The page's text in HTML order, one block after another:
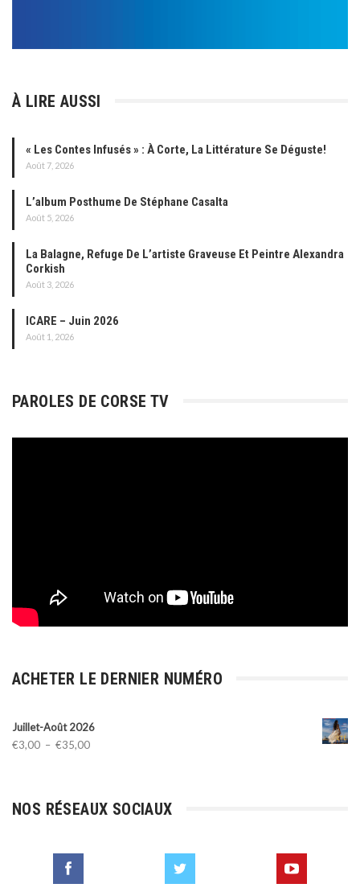
À LIRE AUSSI
« Les Contes Infusés » : À Corte, La Littérature Se Déguste!
Août 7, 2026
L’album Posthume De Stéphane Casalta
Août 5, 2026
La Balagne, Refuge De L’artiste Graveuse Et Peintre Alexandra
Corkish
Août 3, 2026
ICARE – Juin 2026
Août 1, 2026
PAROLES DE CORSE TV
ACHETER LE DERNIER NUMÉRO
Juillet-Août 2026
€3,00 – €35,00Plage
à
NOS RÉSEAUX SOCIAUX